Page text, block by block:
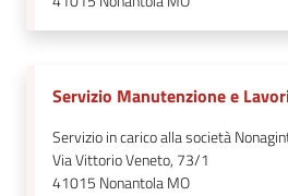
Servizio Manutenzione e
Servizio in carico alla società
Via Vittorio Veneto, 73/1
41015 Nonantola MO